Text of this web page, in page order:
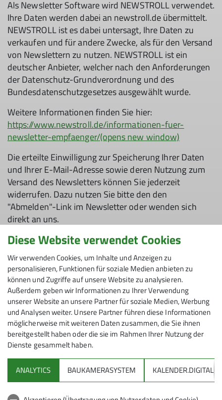
Als Newsletter Software wird NEWSTROLL verwendet.
Ihre Daten werden dabei an newstroll.de übermittelt.
NEWSTROLL ist es dabei untersagt, Ihre Daten zu
verkaufen und für andere Zwecke, als für den Versand
von Newslettern zu nutzen. NEWSTROLL ist ein
deutscher Anbieter, welcher nach den Anforderungen
der Datenschutz-Grundverordnung und des
Bundesdatenschutzgesetzes ausgewählt wurde.
Weitere Informationen finden Sie hier:
https://www.newstroll.de/informationen-fuer-
newsletter-empfaenger/(opens new window)
Die erteilte Einwilligung zur Speicherung Ihrer Daten
und Ihrer E-Mail-Adresse sowie deren Nutzung zum
Versand des Newsletters können Sie jederzeit
widerrufen. Dazu nutzen Sie bitte den den
"Abmelden"-Link im Newsletter oder wenden sich
direkt an uns.
Deutscher Alpenverein (DAV) Sektion Friedrichshafen
e.V.
Untereschstraße 19
88046 Friedrichshafen
www.dav-fn.de
Diese Website verwendet Cookies
Wir verwenden Cookies, um Inhalte und Anzeigen zu
personalisieren, Funktionen für soziale Medien anbieten zu
können und Zugriffe auf unsere Website zu analysieren.
Außerdem geben wir Informationen zu Ihrer Verwendung
unserer Website an unsere Partner für soziale Medien, Werbung
und Analysen weiter. Unsere Partner führen diese Informationen
möglicherweise mit weiteren Daten zusammen, die Sie ihnen
bereitgestellt haben oder die sie im Rahmen Ihrer Nutzung der
Dienste gesammelt haben.
ANALYTICS BAUKAMERASYSTEM KALENDER.DIGITAL